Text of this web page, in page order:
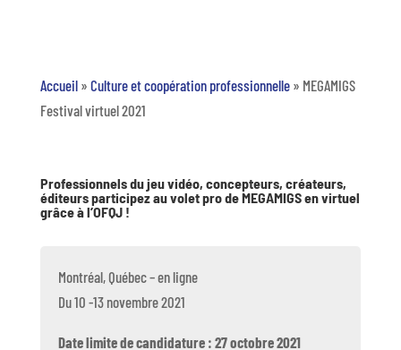
Accueil» Culture et coopération professionnelle» MEGAMIGS
Festival virtuel 2021
Professionnels du jeu vidéo, concepteurs, créateurs,
éditeurs participez au volet pro de MEGAMIGS en virtuel
grâce à l’OFQJ !
Montréal, Québec – en ligne
Du 10 -13 novembre 2021
Date limite de candidature : 27 octobre 2021